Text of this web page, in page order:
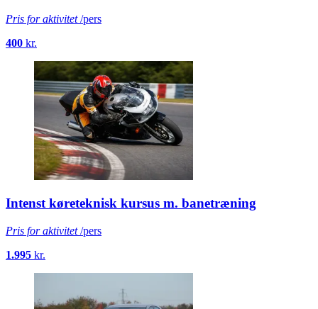
Pris for aktivitet/pers
400 kr.
Intenst køreteknisk kursus m. banetræning
Pris for aktivitet/pers
1.995 kr.